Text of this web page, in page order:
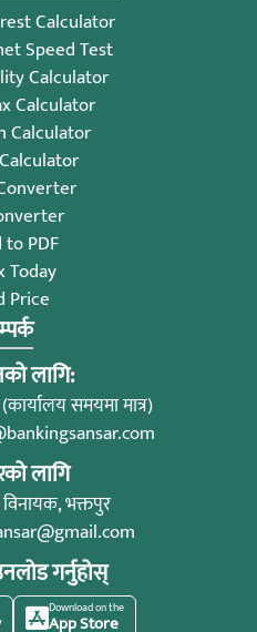
Calculator
Speed Test
Calculator
Calculator
Calculator
PDF
Today
Price
लागि:
समयमा मात्र)
लागि
भक्तपुर
गर्नुहोस्
Download on the
App Store